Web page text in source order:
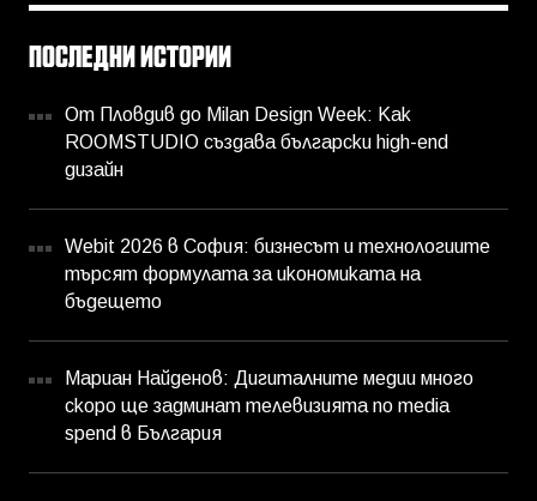
ПОСЛЕДНИ ИСТОРИИ
От Пловдив до Milan Design Week: Как
ROOMSTUDIO създава български high-end
дизайн
Webit 2026 в София: бизнесът и технологиите
търсят формулата за икономиката на
бъдещето
Мариан Найденов: Дигиталните медии много
скоро ще задминат телевизията по media
spend в България